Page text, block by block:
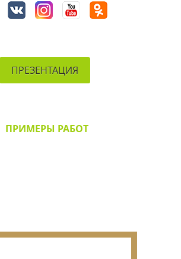
ПРЕЗЕНТАЦИЯ
ПРИМЕРЫ РАБОТ